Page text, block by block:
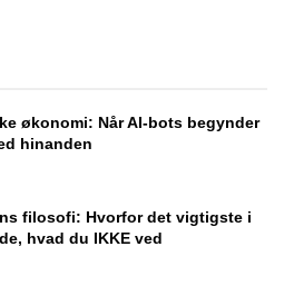
økonomi: Når AI-bots begynder
hinanden
filosofi: Hvorfor det vigtigste i
hvad du IKKE ved